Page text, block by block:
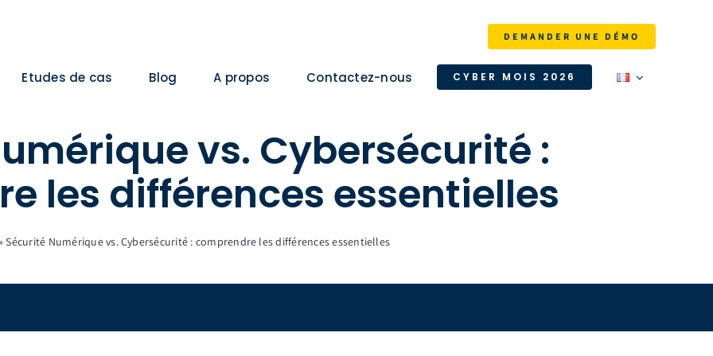
DEMANDER UNE DÉMO
Etudes de cas Blog A propos Contactez-nous CYBER MOIS 2026
vs. Cybersécurité :
les différences essentielles
Sécurité Numérique vs. Cybersécurité : comprendre les différences essentielles